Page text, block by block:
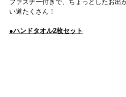
ファスナー付きで、ちょっとしたお出
い道たくさん！
●ハンドタオル2枚セット